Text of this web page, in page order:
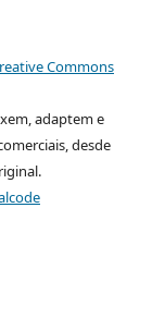
Commons
adaptem e
desde